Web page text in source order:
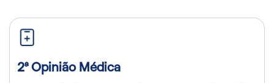
2ª Opinião Médica